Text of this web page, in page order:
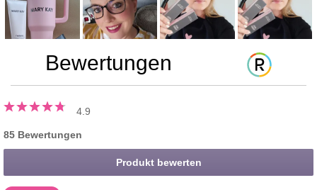
Bewertungen
4.9
85 Bewertungen
Produkt bewerten